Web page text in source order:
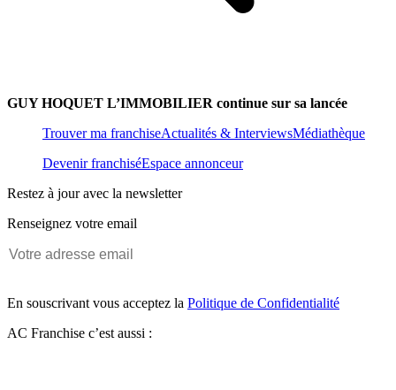
GUY HOQUET L’IMMOBILIER continue sur sa lancée
Trouver ma franchiseActualités & InterviewsMédiathèque
Devenir franchiséEspace annonceur
Restez à jour avec la newsletter
Renseignez votre email
En souscrivant vous acceptez la Politique de Confidentialité
AC Franchise c’est aussi :